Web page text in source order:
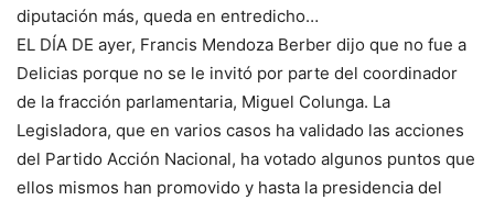
diputación más, queda en entredicho…
EL DÍA DE ayer, Francis Mendoza Berber dijo que no fue a
Delicias porque no se le invitó por parte del coordinador
de la fracción parlamentaria, Miguel Colunga. La
Legisladora, que en varios casos ha validado las acciones
del Partido Acción Nacional, ha votado algunos puntos que
ellos mismos han promovido y hasta la presidencia del